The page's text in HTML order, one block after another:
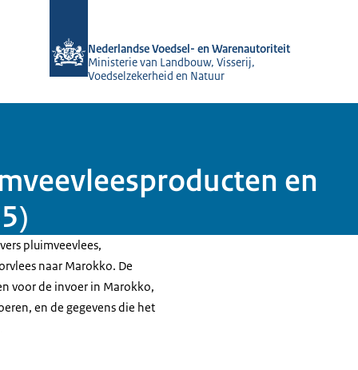
Nederlandse Voedsel- en Warenautoriteit
Ministerie van Landbouw, Visserij,
Voedselzekerheid en Natuur
en
pluimveevlees,
naar Marokko. De
voor de invoer in Marokko,
en de gegevens die het